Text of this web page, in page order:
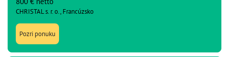
CHRISTAL s. r. o., Francúzsko
Pozri ponuku